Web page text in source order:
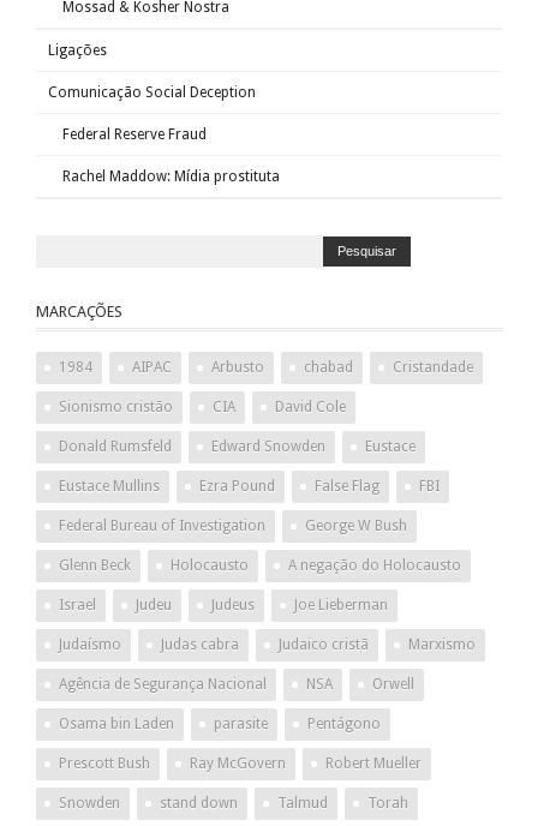
Mossad & Kosher Nostra
Ligações
Comunicação Social Deception
Federal Reserve Fraud
Rachel Maddow: Mídia prostituta
MARCAÇÕES
1984 AIPAC Arbusto chabad Cristandade
Sionismo cristão CIA David Cole
Donald Rumsfeld Edward Snowden Eustace
Eustace Mullins Ezra Pound False Flag FBI
Federal Bureau of Investigation George W Bush
Glenn Beck Holocausto A negação do Holocausto
Israel Judeu Judeus Joe Lieberman
Judaísmo Judas cabra Judaico cristã Marxismo
Agência de Segurança Nacional NSA Orwell
Osama bin Laden parasite Pentágono
Prescott Bush Ray McGovern Robert Mueller
Snowden stand down Talmud Torah